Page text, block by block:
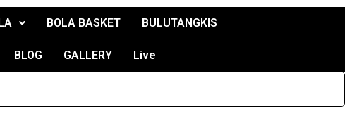
BOLA BASKET BULUTANGKIS
BLOG GALLERY Live